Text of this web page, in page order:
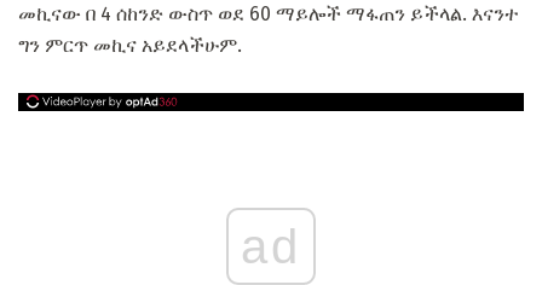
መኪናው በ 4 ሰከንድ ውስጥ ወደ 60 ማይሎች ማፋጠን ይችላል. እናንተ
ግን ምርጥ መኪና አይደላችሁም.
ad